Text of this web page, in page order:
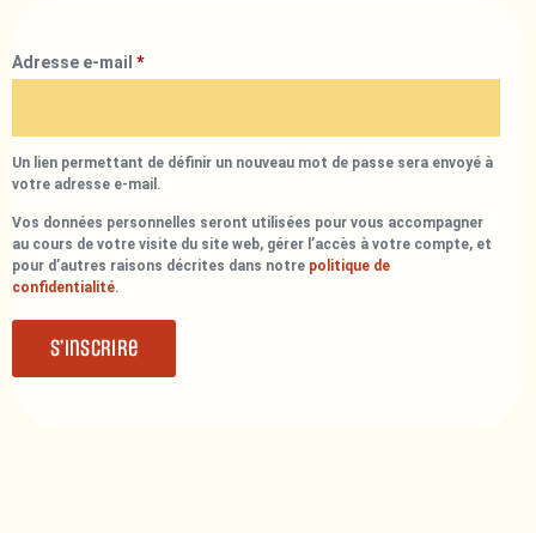
Adresse e-mail *
Un lien permettant de définir un nouveau mot de passe sera envoyé à
votre adresse e-mail.
Vos données personnelles seront utilisées pour vous accompagner
au cours de votre visite du site web, gérer l’accès à votre compte, et
pour d’autres raisons décrites dans notre politique de
confidentialité.
S’inscrire